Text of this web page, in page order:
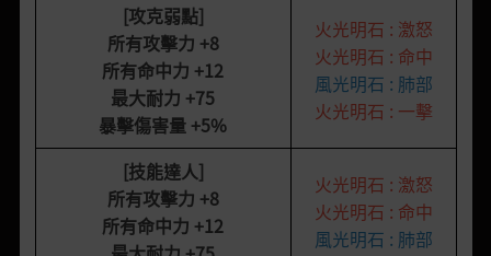
[攻克弱點]
所有攻擊力 +8
所有命中力 +12
最大耐力 +75
暴擊傷害量 +5%
火光明石 : 激怒
火光明石 : 命中
風光明石 : 肺部
火光明石 : 一擊
[技能達人]
所有攻擊力 +8
所有命中力 +12
火光明石 : 激怒
火光明石 : 命中
風光明石 : 肺部